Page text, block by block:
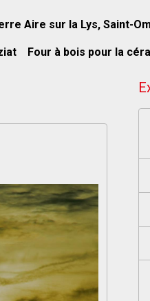
Aire sur la Lys, Saint-
Four à bois pour la